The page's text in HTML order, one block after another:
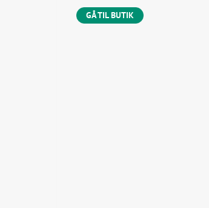
GÅ TIL BUTIK